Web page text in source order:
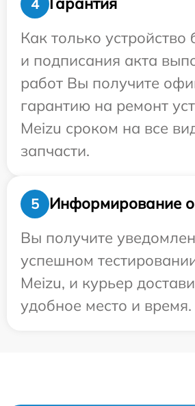
4
Как только устройство
и подписания акта
работ Вы получите
гарантию на ремонт
Meizu сроком на все
запчасти.
5
Информирование о
Вы получите
успешном
Meizu, и курьер
удобное место и время.